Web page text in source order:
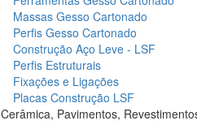
Massas Gesso Cartonado
Perfis Gesso Cartonado
Construção Aço Leve - LSF
Perfis Estruturais
Fixações e Ligações
Placas Construção LSF
Cerâmica, Pavimentos,